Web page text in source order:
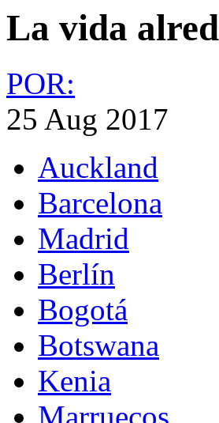
La vida
POR:
25 Aug 2017
Auckland
Barcelona
Madrid
Berlín
Bogotá
Botswana
Kenia